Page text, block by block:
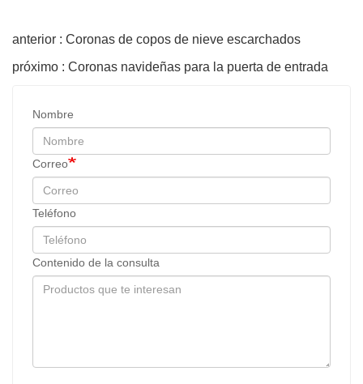
anterior : Coronas de copos de nieve escarchados
próximo : Coronas navideñas para la puerta de entrada
Nombre
Correo
Teléfono
Contenido de la consulta